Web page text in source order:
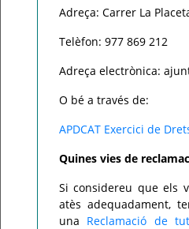
Adreça: Carrer La
Telèfon: 977 869 212
Adreça electrònica:
O bé a través de:
APDCAT Exercici de
Quines vies de
Si considereu que els
atès adequadament,
una Reclamació de